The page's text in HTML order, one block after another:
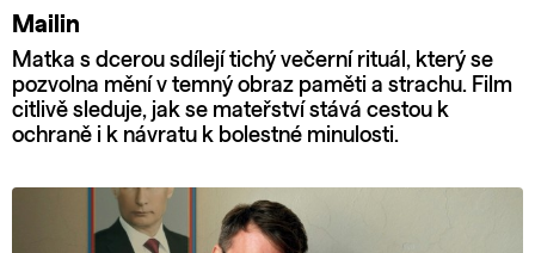
Mailin
Matka s dcerou sdílejí tichý večerní rituál, který se
pozvolna mění v temný obraz paměti a strachu. Film
citlivě sleduje, jak se mateřství stává cestou k
ochraně i k návratu k bolestné minulosti.